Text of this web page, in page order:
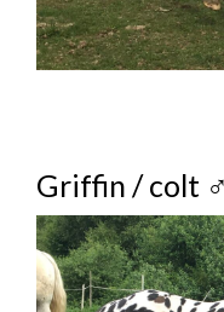
Griffin / colt